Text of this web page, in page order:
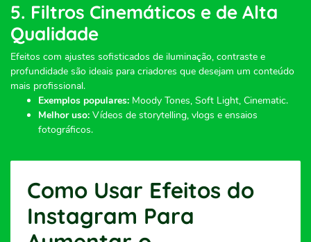
5. Filtros Cinemáticos e de Alta
Qualidade
Efeitos com ajustes sofisticados de iluminação, contraste e
profundidade são ideais para criadores que desejam um conteúdo
mais profissional.
Exemplos populares: Moody Tones, Soft Light, Cinematic.
Melhor uso: Vídeos de storytelling, vlogs e ensaios
fotográficos.
Como Usar Efeitos do
Instagram Para